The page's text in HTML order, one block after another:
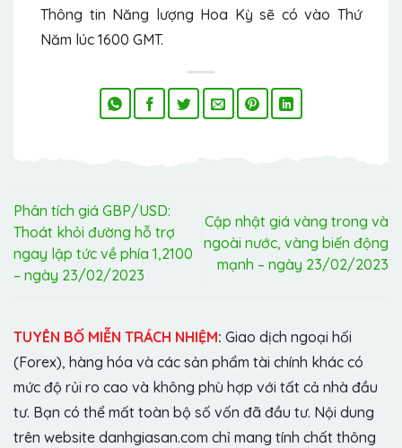
Thông tin Năng lượng Hoa Kỳ sẽ có vào Thứ
Năm lúc 1600 GMT.
Phân tích giá GBP/USD:
Thoát khỏi đường hỗ trợ
ngay lập tức về phía 1,2100
– ngày 23/02/2023
Cập nhật giá vàng trong và
ngoài nước, vàng biến động
mạnh – ngày 23/02/2023
TUYÊN BỐ MIỄN TRÁCH NHIỆM: Giao dịch ngoại hối
(Forex), hàng hóa và các sản phẩm tài chính khác có
mức độ rủi ro cao và không phù hợp với tất cả nhà đầu
tư. Bạn có thể mất toàn bộ số vốn đã đầu tư. Nội dung
trên website danhgiasan.com chỉ mang tính chất thông